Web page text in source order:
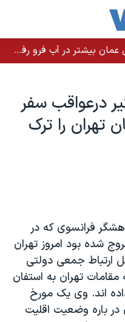
نفتکش تحریم‌شده در نزدیکی سواحل عمان بیشتر در آب فرو رفت؛ نشت نفت ادامه دارد
درعواقب سفر
تهران را ترک
فرانسوی که در
شده بود امروز تهران
ارتباط جمعی دولتی
مقامات تهران به استفان
اند. وی يک مورخ
در باره وضعيت اقليت